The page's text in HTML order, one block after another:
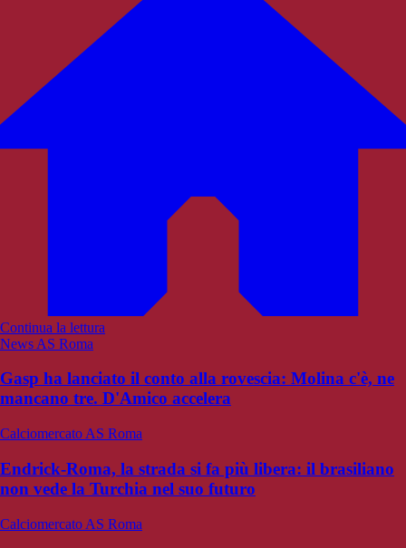
Continua la lettura
News AS Roma
Gasp ha lanciato il conto alla rovescia: Molina c'è, ne
mancano tre. D'Amico accelera
Calciomercato AS Roma
Endrick-Roma, la strada si fa più libera: il brasiliano
non vede la Turchia nel suo futuro
Calciomercato AS Roma